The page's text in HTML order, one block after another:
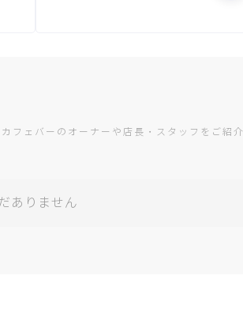
*営業時間は変更する場
フェバーのオーナーや店長・スタッフをご紹介
ありません